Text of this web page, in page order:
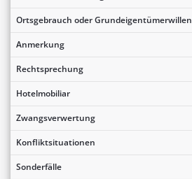
Ortsgebrauch oder Grundeigentümerwillen
Anmerkung
Rechtsprechung
Hotelmobiliar
Zwangsverwertung
Konfliktsituationen
Sonderfälle